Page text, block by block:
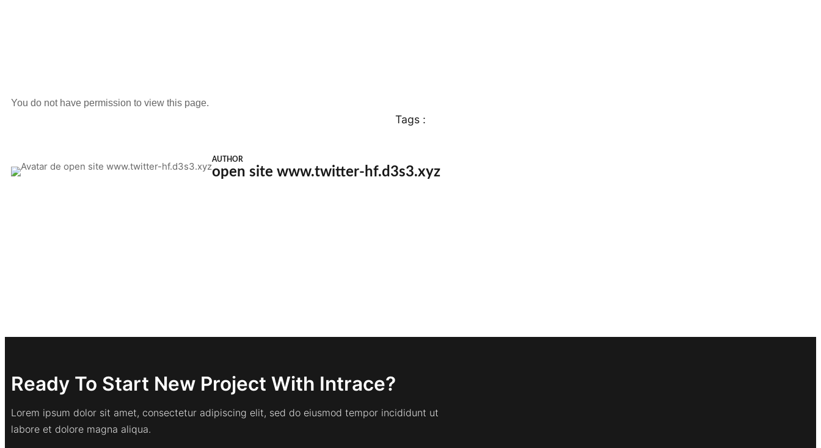
You do not have permission to view this page.
Tags :
AUTHOR
open site www.twitter-hf.d3s3.xyz
Ready To Start New Project With Intrace?
Lorem ipsum dolor sit amet, consectetur adipiscing elit, sed do eiusmod tempor incididunt ut
labore et dolore magna aliqua.